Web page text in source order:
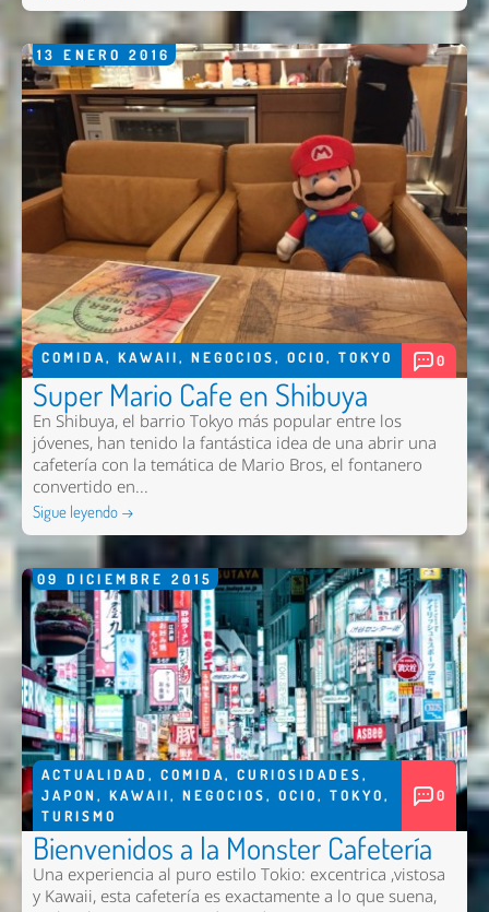
13 ENERO 2016
COMIDA, KAWAII, NEGOCIOS, OCIO, TOKYO 0
Super Mario Cafe en Shibuya
En Shibuya, el barrio Tokyo más popular entre los
jóvenes, han tenido la fantástica idea de una abrir una
cafetería con la temática de Mario Bros, el fontanero
convertido en...
Sigue leyendo →
09 DICIEMBRE 2015
ACTUALIDAD , COMIDA, CURIOSIDADES,
JAPON , KAWAII, NEGOCIOS, OCIO, TOKYO,
TURISMO
0
Bienvenidos a la Monster Cafetería
Una experiencia al puro estilo Tokio: excentrica ,vistosa
y Kawaii, esta cafetería es exactamente a lo que suena,